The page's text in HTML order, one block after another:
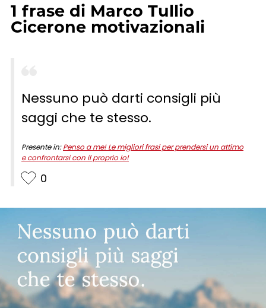
1 frase di Marco Tullio
Cicerone motivazionali
Nessuno può darti consigli più
saggi che te stesso.
Presente in:Penso a me! Le migliori frasi per prendersi un attimo
e confrontarsi con il proprio io!
0